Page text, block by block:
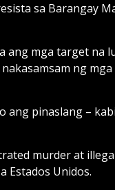
sa Barangay
ang mga target na
ng
ang pinaslang –
murder at
Estados Unidos.